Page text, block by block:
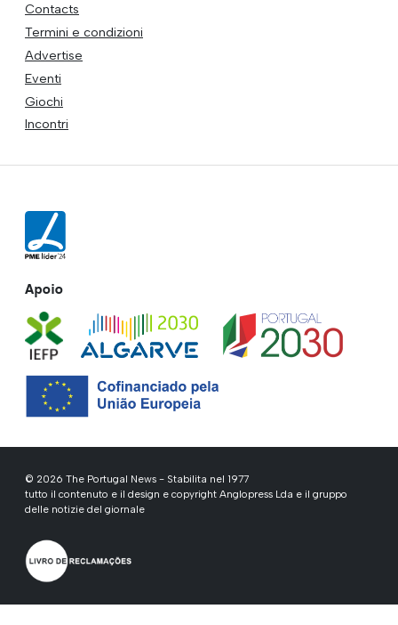
Contacts
Termini e condizioni
Advertise
Eventi
Giochi
Incontri
Apoio
© 2026 The Portugal News - Stabilita nel 1977
tutto il contenuto e il design e copyright Anglopress Lda e il gruppo
delle notizie del giornale